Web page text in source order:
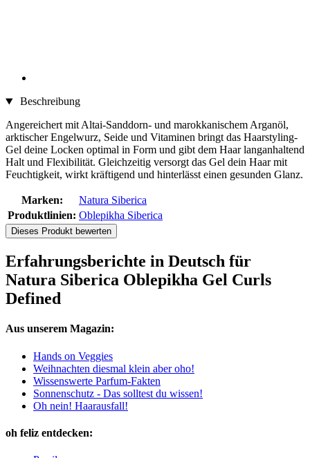
Beschreibung
Angereichert mit Altai-Sanddorn- und marokkanischem Arganöl,
arktischer Engelwurz, Seide und Vitaminen bringt das Haarstyling-
Gel deine Locken optimal in Form und gibt dem Haar langanhaltend
Halt und Flexibilität. Gleichzeitig versorgt das Gel dein Haar mit
Feuchtigkeit, wirkt kräftigend und hinterlässt einen gesunden Glanz.
Marken:
Natura Siberica
Produktlinien: Oblepikha Siberica
Dieses Produkt bewerten
Erfahrungsberichte in Deutsch für
Natura Siberica Oblepikha Gel Curls
Defined
Aus unserem Magazin:
Hands on Veggies
Weihnachten diesmal klein aber oho!
Wissenswerte Parfum-Fakten
Sonnenschutz - Das solltest du wissen!
Oh nein! Haarausfall!
oh feliz entdecken: